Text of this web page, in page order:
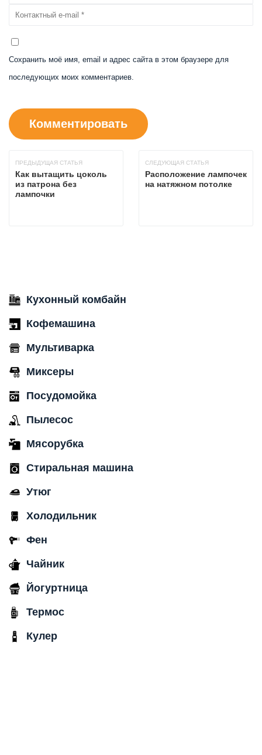
Сохранить моё имя, email и адрес сайта в этом браузере для
последующих моих комментариев.
ПРЕДЫДУЩАЯ СТАТЬЯ
Как вытащить цоколь
из патрона без
лампочки
СЛЕДУЮЩАЯ СТАТЬЯ
Расположение лампочек
на натяжном потолке
Кухонный комбайн
Кофемашина
Мультиварка
Миксеры
Посудомойка
Пылесос
Мясорубка
Стиральная машина
Утюг
Холодильник
Фен
Чайник
Йогуртница
Термос
Кулер